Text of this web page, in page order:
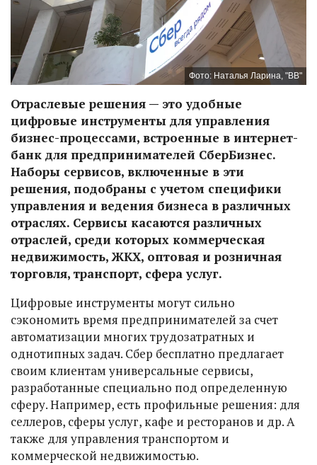
Фото: Наталья Ларина, "ВВ"
Отраслевые решения — это удобные
цифровые инструменты для управления
бизнес-процессами, встроенные в интернет-
банк для предпринимателей СберБизнес.
Наборы сервисов, включенные в эти
решения, подобраны с учетом специфики
управления и ведения бизнеса в различных
отраслях. Сервисы касаются различных
отраслей, среди которых коммерческая
недвижимость, ЖКХ, оптовая и розничная
торговля, транспорт, сфера услуг.
Цифровые инструменты могут сильно
сэкономить время предпринимателей за счет
автоматизации многих трудозатратных и
однотипных задач. Сбер бесплатно предлагает
своим клиентам универсальные сервисы,
разработанные специально под определенную
сферу. Например, есть профильные решения: для
селлеров, сферы услуг, кафе и ресторанов и др. А
также для управления транспортом и
коммерческой недвижимостью.